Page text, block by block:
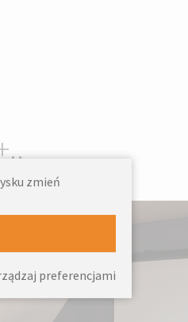
zmień
preferencjami